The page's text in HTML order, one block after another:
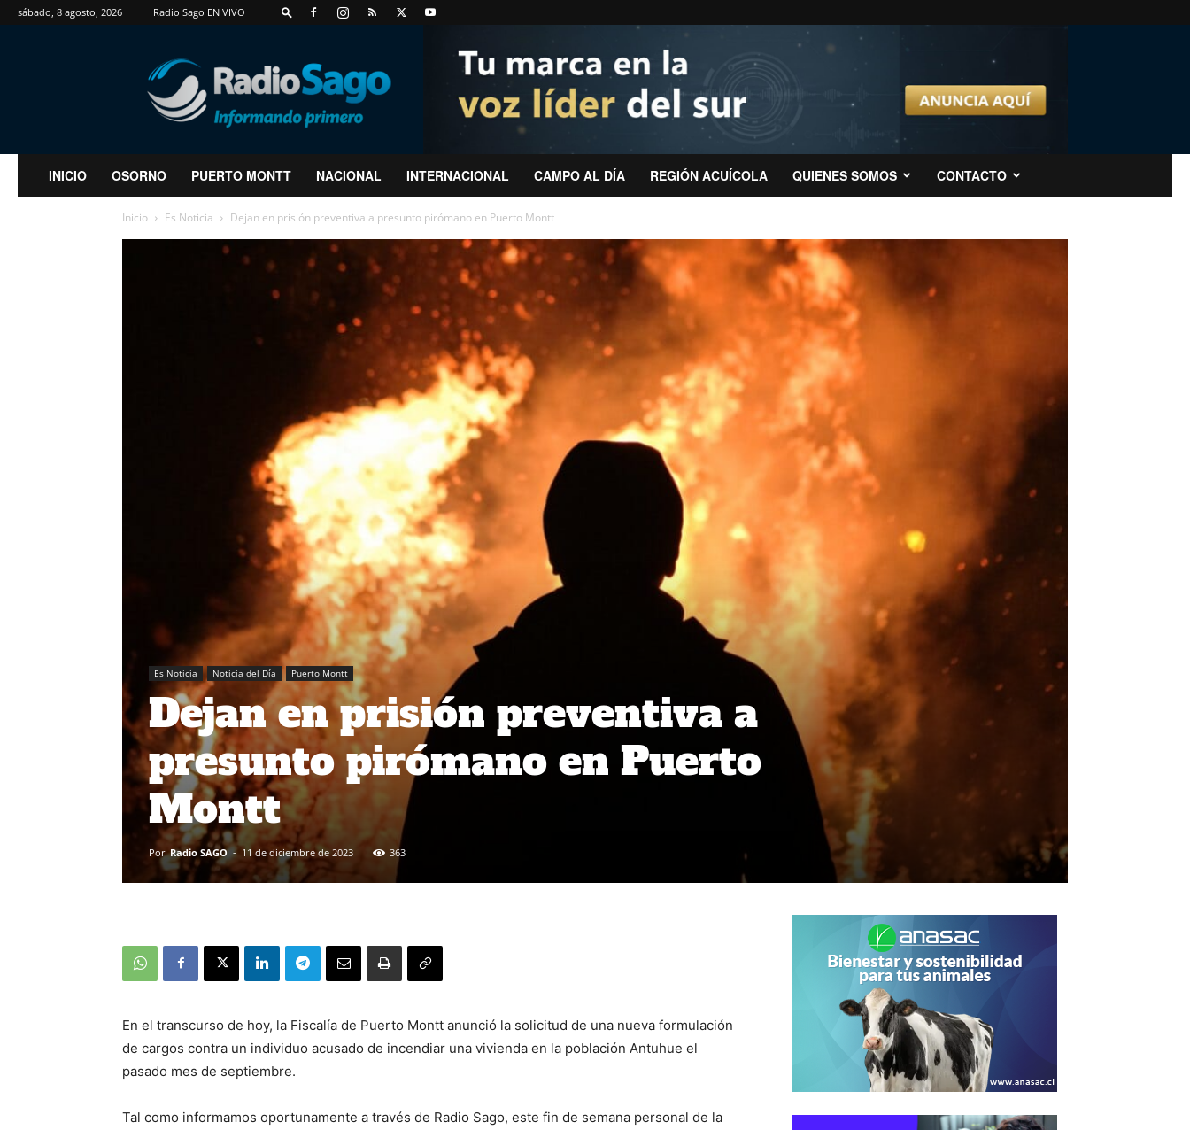
sábado, 8 agosto, 2026 Radio Sago EN VIVO
RadioSago
INICIO OSORNO PUERTO MONTT NACIONAL INTERNACIONAL CAMPO AL DÍA REGIÓN ACUÍCOLA QUIENES SOMOS CONTACTO
Inicio Es Noticia Dejan en prisión preventiva a presunto pirómano en Puerto Montt
Es Noticia Noticia del Día Puerto Montt
Dejan en prisión preventiva a
presunto pirómano en Puerto
Montt
Por Radio SAGO - 11 de diciembre de 2023 363
En el transcurso de hoy, la Fiscalía de Puerto Montt anunció la solicitud de una nueva formulación
de cargos contra un individuo acusado de incendiar una vivienda en la población Antuhue el
pasado mes de septiembre.
Tal como informamos oportunamente a través de Radio Sago, este fin de semana personal de la